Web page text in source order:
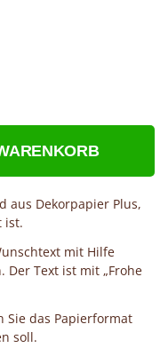
aus Dekorpapier Plus,
ist.
mit Hilfe
Der Text ist mit „Frohe
Sie das Papierformat
soll.